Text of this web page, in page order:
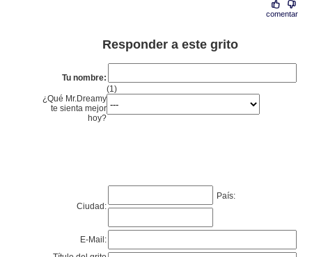
comentar
Responder a este grito
Tu nombre:
(1)
¿Qué Mr.Dreamy
te sienta mejor
hoy?
Ciudad:
País:
E-Mail: